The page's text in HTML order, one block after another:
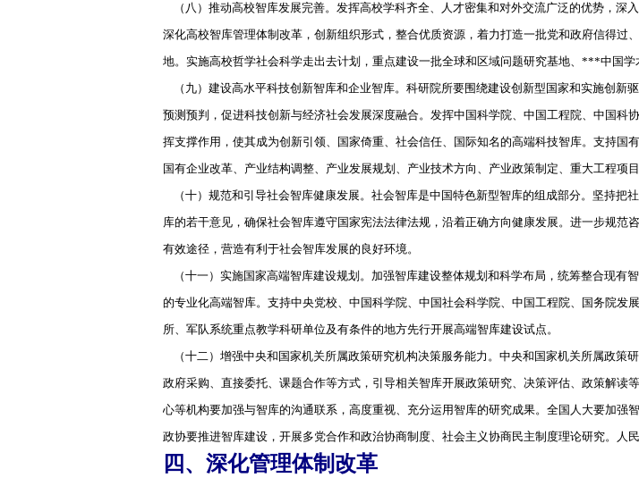
（八）推动高校智库发展完善。发挥高校学科齐全、人才密集和对外交流广泛的优势，深
深化高校智库管理体制改革，创新组织形式，整合优质资源，着力打造一批党和政府信得
地。实施高校哲学社会科学走出去计划，重点建设一批全球和区域问题研究基地、***中国学
（九）建设高水平科技创新智库和企业智库。科研院所要围绕建设创新型国家和实施创新
预测预判，促进科技创新与经济社会发展深度融合。发挥中国科学院、中国工程院、中国
挥支撑作用，使其成为创新引领、国家倚重、社会信任、国际知名的高端科技智库。支持
国有企业改革、产业结构调整、产业发展规划、产业技术方向、产业政策制定、重大工程项
（十）规范和引导社会智库健康发展。社会智库是中国特色新型智库的组成部分。坚持把
库的若干意见，确保社会智库遵守国家宪法法律法规，沿着正确方向健康发展。进一步规
有效途径，营造有利于社会智库发展的良好环境。
（十一）实施国家高端智库建设规划。加强智库建设整体规划和科学布局，统筹整合现有
的专业化高端智库。支持中央党校、中国科学院、中国社会科学院、中国工程院、国务院
所、军队系统重点教学科研单位及有条件的地方先行开展高端智库建设试点。
（十二）增强中央和国家机关所属政策研究机构决策服务能力。中央和国家机关所属政策
政府采购、直接委托、课题合作等方式，引导相关智库开展政策研究、决策评估、政策解
心等机构要加强与智库的沟通联系，高度重视、充分运用智库的研究成果。全国人大要加
政协要推进智库建设，开展多党合作和政治协商制度、社会主义协商民主制度理论研究。人
四、深化管理体制改革